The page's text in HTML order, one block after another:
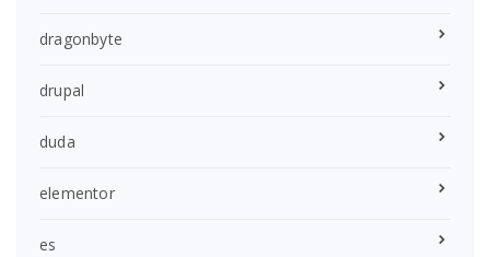
dragonbyte
drupal
duda
elementor
es